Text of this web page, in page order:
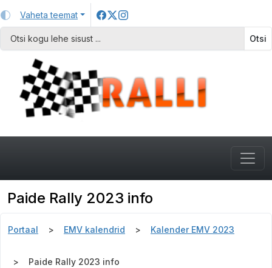
Vaheta teemat
Otsi
Paide Rally 2023 info
Portaal EMV kalendrid Kalender EMV 2023
Paide Rally 2023 info